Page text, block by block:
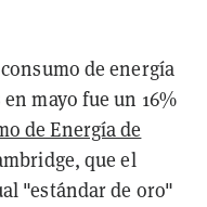
de energía
mayo fue un 16%
de Energía de
que el
"estándar de oro"